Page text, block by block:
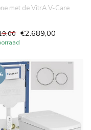
met de VitrA V-Care
€2.689,00